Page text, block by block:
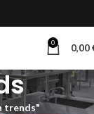
0 0,00
trends"